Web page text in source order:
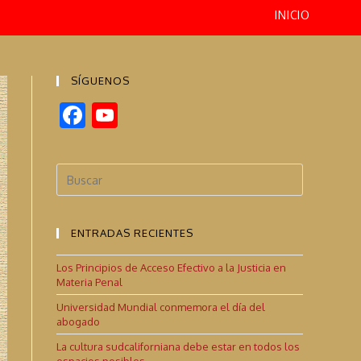
INICIO
SÍGUENOS
F
e
b
o
k
u
T
b
e
C
h
a
ENTRADAS RECIENTES
Los Principios de Acceso Efectivo a la Justicia en
Materia Penal
Universidad Mundial conmemora el día del
abogado
La cultura sudcaliforniana debe estar en todos los